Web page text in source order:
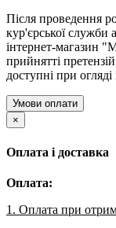
Після проведення
кур'єрської служби
інтернет-магазин
прийнятті
доступні при огляді
Умови оплати
×
Оплата і доставка
Оплата:
1. Оплата при